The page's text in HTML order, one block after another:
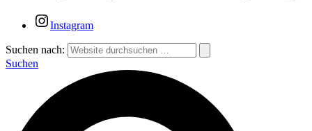
Instagram
Suchen nach:
Suchen